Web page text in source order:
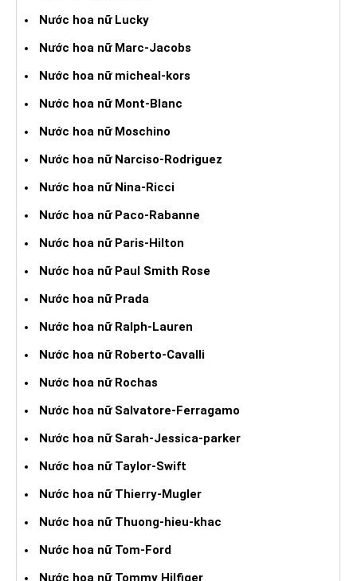
Nước hoa nữ Lucky
Nước hoa nữ Marc-Jacobs
Nước hoa nữ micheal-kors
Nước hoa nữ Mont-Blanc
Nước hoa nữ Moschino
Nước hoa nữ Narciso-Rodriguez
Nước hoa nữ Nina-Ricci
Nước hoa nữ Paco-Rabanne
Nước hoa nữ Paris-Hilton
Nước hoa nữ Paul Smith Rose
Nước hoa nữ Prada
Nước hoa nữ Ralph-Lauren
Nước hoa nữ Roberto-Cavalli
Nước hoa nữ Rochas
Nước hoa nữ Salvatore-Ferragamo
Nước hoa nữ Sarah-Jessica-parker
Nước hoa nữ Taylor-Swift
Nước hoa nữ Thierry-Mugler
Nước hoa nữ Thuong-hieu-khac
Nước hoa nữ Tom-Ford
Nước hoa nữ Tommy Hilfiger